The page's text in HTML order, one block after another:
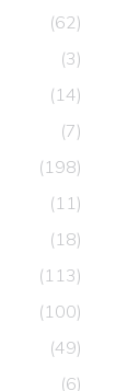
(62)
(3)
(14)
(7)
(198)
(11)
(18)
(113)
(100)
(49)
(6)